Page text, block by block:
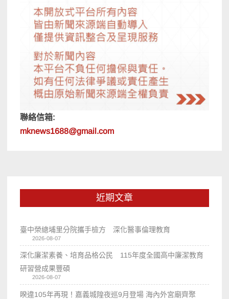
聯絡信箱:
mknews1688@gmail.com
近期文章
臺中榮總埔里分院攜手檢方 深化醫事倫理教育
2026-08-07
深化廉潔素養、培育品格公民 115年度全國高中廉潔教育
研習營成果豐碩
2026-08-07
睽違105年再現！嘉義城隍夜巡9月登場 海內外宮廟齊聚